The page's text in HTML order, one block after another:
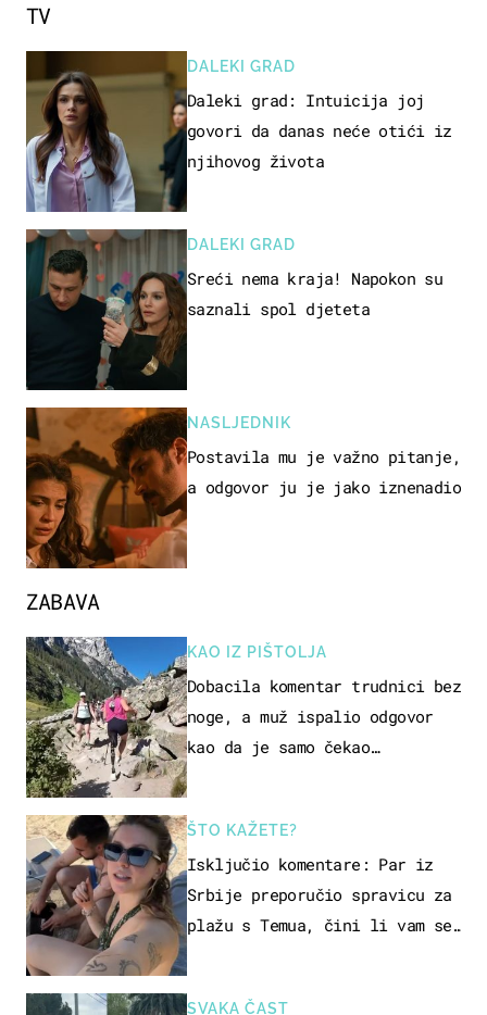
ZABAVA
KAO IZ PIŠTOLJA
Dobacila komentar trudnici bez
noge, a muž ispalio odgovor
kao da je samo čekao…
ŠTO KAŽETE?
Isključio komentare: Par iz
Srbije preporučio spravicu za
plažu s Temua, čini li vam se
SVAKA ČAST
TV
DALEKI GRAD
Daleki grad: Intuicija joj
govori da danas neće otići iz
njihovog života
DALEKI GRAD
Sreći nema kraja! Napokon su
saznali spol djeteta
NASLJEDNIK
Postavila mu je važno pitanje,
a odgovor ju je jako iznenadio